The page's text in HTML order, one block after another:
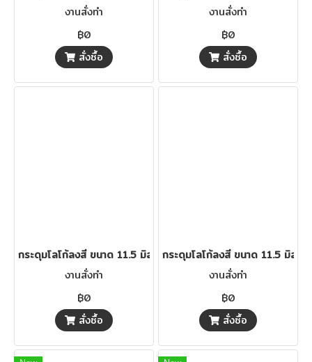
งานสั่งทำ
฿0
สั่งซื้อ
งานสั่งทำ
฿0
สั่งซื้อ
กระดุมโลโก้ลงสี ขนาด 11.5 มิล(copy)
งานสั่งทำ
฿0
สั่งซื้อ
กระดุมโลโก้ลงสี ขนาด 11.5 มิล
งานสั่งทำ
฿0
สั่งซื้อ